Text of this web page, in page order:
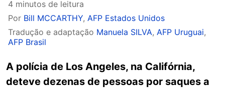
4 minutos de leitura
Por Bill MCCARTHY, AFP Estados Unidos
Tradução e adaptação Manuela SILVA, AFP Uruguai,
AFP Brasil
A polícia de Los Angeles, na Califórnia,
deteve dezenas de pessoas por saques a